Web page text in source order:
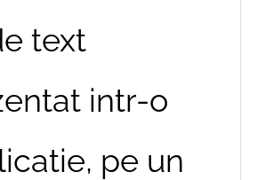
text
intr-o
pe un